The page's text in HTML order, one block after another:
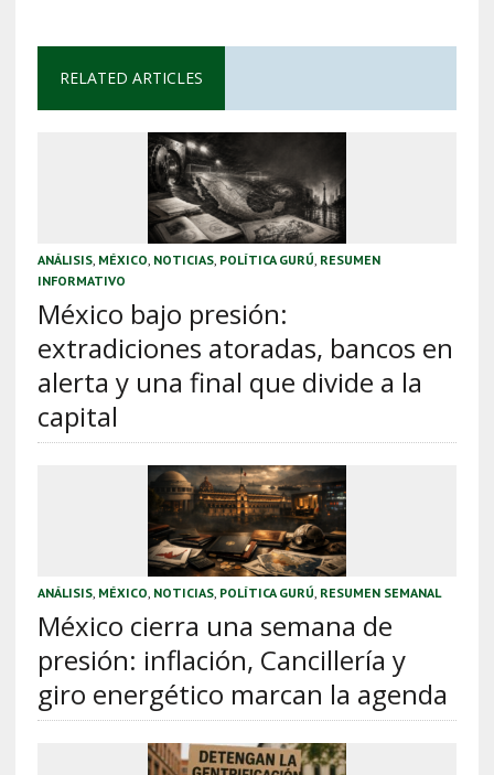
RELATED ARTICLES
ANÁLISIS, MÉXICO NOTICIAS, POLÍTICA GURÚ RESUMEN
INFORMATIVO
México bajo presión:
extradiciones atoradas, bancos en
alerta y una final que divide a la
capital
ANÁLISIS, MÉXICO NOTICIAS, POLÍTICA GURÚ RESUMEN SEMANAL
México cierra una semana de
presión: inflación, Cancillería y
giro energético marcan la agenda